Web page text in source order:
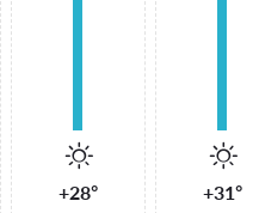
+28° +31°